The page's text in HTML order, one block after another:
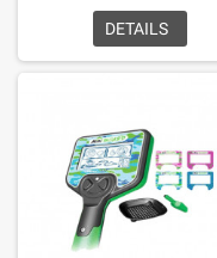
DETAILS